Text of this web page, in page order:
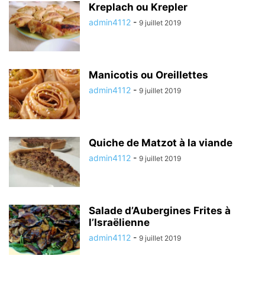
Kreplach ou Krepler
admin4112 - 9 juillet 2019
Manicotis ou Oreillettes
admin4112 - 9 juillet 2019
Quiche de Matzot à la viande
admin4112 - 9 juillet 2019
Salade d’Aubergines Frites à
l’Israëlienne
admin4112 - 9 juillet 2019